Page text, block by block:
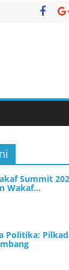
Summit
Wakaf…
Politika: